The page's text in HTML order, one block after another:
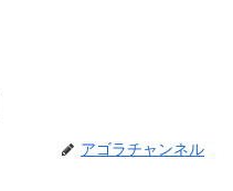
アゴラチャンネル